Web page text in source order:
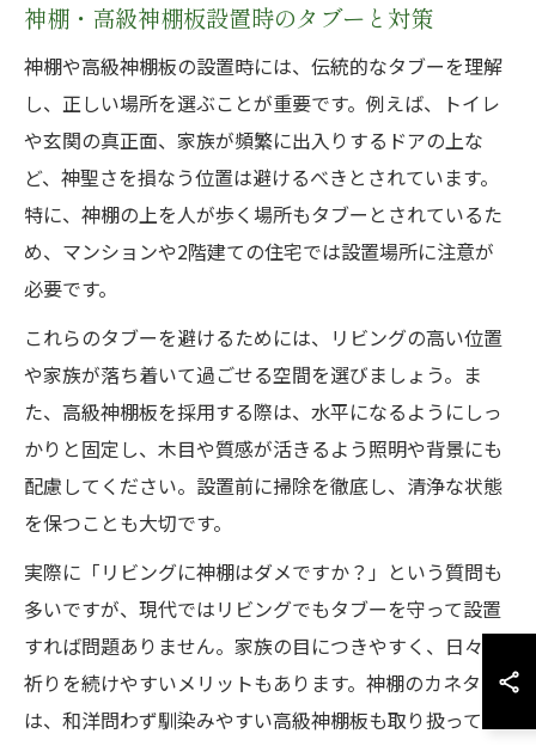
神棚・高級神棚板設置時のタブーと対策
神棚や高級神棚板の設置時には、伝統的なタブーを理解
し、正しい場所を選ぶことが重要です。例えば、トイレ
や玄関の真正面、家族が頻繁に出入りするドアの上な
ど、神聖さを損なう位置は避けるべきとされています。
特に、神棚の上を人が歩く場所もタブーとされているた
め、マンションや2階建ての住宅では設置場所に注意が
必要です。
これらのタブーを避けるためには、リビングの高い位置
や家族が落ち着いて過ごせる空間を選びましょう。ま
た、高級神棚板を採用する際は、水平になるようにしっ
かりと固定し、木目や質感が活きるよう照明や背景にも
配慮してください。設置前に掃除を徹底し、清浄な状態
を保つことも大切です。
実際に「リビングに神棚はダメですか？」という質問も
多いですが、現代ではリビングでもタブーを守って設置
すれば問題ありません。家族の目につきやすく、日々の
祈りを続けやすいメリットもあります。神棚のカネタで
は、和洋問わず馴染みやすい高級神棚板も取り扱ってい